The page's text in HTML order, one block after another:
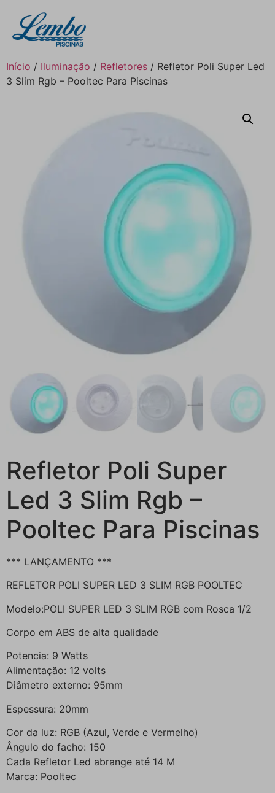
Início / Iluminação / Refletores / Refletor Poli Super Led
3 Slim Rgb – Pooltec Para Piscinas
Refletor Poli Super
Led 3 Slim Rgb –
Pooltec Para Piscinas
*** LANÇAMENTO ***
REFLETOR POLI SUPER LED 3 SLIM RGB POOLTEC
Modelo:POLI SUPER LED 3 SLIM RGB com Rosca 1/2
Corpo em ABS de alta qualidade
Potencia: 9 Watts
Alimentação: 12 volts
Diâmetro externo: 95mm
Espessura: 20mm
Cor da luz: RGB (Azul, Verde e Vermelho)
Ângulo do facho: 150
Cada Refletor Led abrange até 14 M
Marca: Pooltec